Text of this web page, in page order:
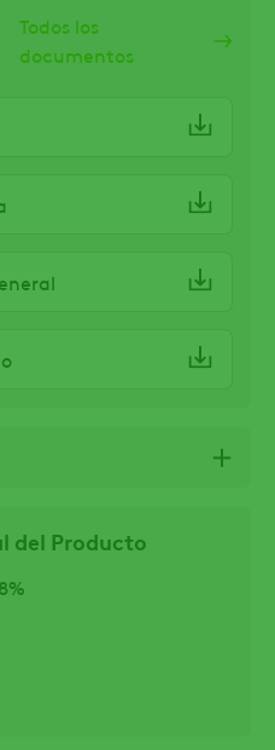
Todos los
documentos
del Producto